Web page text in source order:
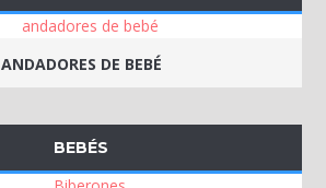
ANDADORES DE BEBÉ
BEBÉS